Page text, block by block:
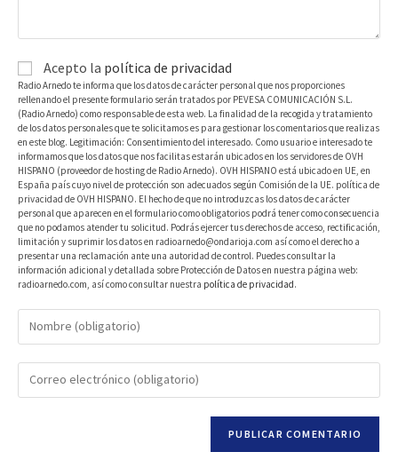
Acepto la política de privacidad
Radio Arnedo te informa que los datos de carácter personal que nos proporciones
rellenando el presente formulario serán tratados por PEVESA COMUNICACIÓN S.L.
(Radio Arnedo) como responsable de esta web. La finalidad de la recogida y tratamiento
de los datos personales que te solicitamos es para gestionar los comentarios que realizas
en este blog. Legitimación: Consentimiento del interesado. Como usuario e interesado te
informamos que los datos que nos facilitas estarán ubicados en los servidores de OVH
HISPANO (proveedor de hosting de Radio Arnedo). OVH HISPANO está ubicado en UE, en
España país cuyo nivel de protección son adecuados según Comisión de la UE. política de
privacidad de OVH HISPANO. El hecho de que no introduzcas los datos de carácter
personal que aparecen en el formulario como obligatorios podrá tener como consecuencia
que no podamos atender tu solicitud. Podrás ejercer tus derechos de acceso, rectificación,
limitación y suprimir los datos en radioarnedo@ondarioja.com así como el derecho a
presentar una reclamación ante una autoridad de control. Puedes consultar la
información adicional y detallada sobre Protección de Datos en nuestra página web:
radioarnedo.com, así como consultar nuestra política de privacidad.